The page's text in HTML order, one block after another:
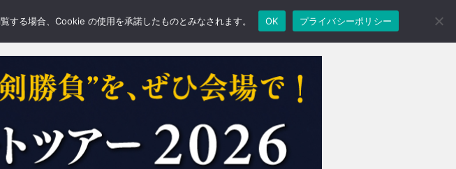
る場合、Cookie の使用を承諾したものとみなされます。 OK プライバシーポリシー